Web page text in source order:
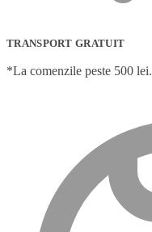
TRANSPORT GRATUIT
*La comenzile peste 500 lei.